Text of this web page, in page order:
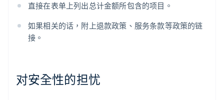
直接在表单上列出总计金额所包含的项目。
如果相关的话，附上退款政策、服务条款等政策的链
接。
对安全性的担忧